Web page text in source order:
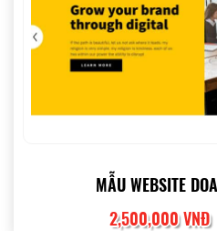
MẪU WEBSITE
2,500,000 VNĐ